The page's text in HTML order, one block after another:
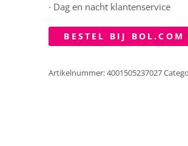
· Dag en nacht klantenservice
BESTEL BIJ BOL.COM
Artikelnummer:4001505237027